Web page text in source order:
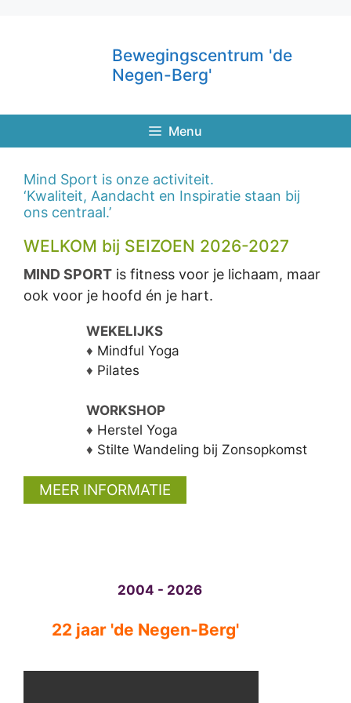
Bewegingscentrum 'de
Negen-Berg'
Menu
2004 - 2026
22 jaar 'de Negen-Berg'
Mind Sport is onze activiteit.
‘Kwaliteit, Aandacht en Inspiratie staan bij
ons centraal.’
WELKOM bij SEIZOEN 2026-2027
MIND SPORT is fitness voor je lichaam, maar
ook voor je hoofd én je hart.
WEKELIJKS
♦ Mindful Yoga
♦ Pilates
WORKSHOP
♦ Herstel Yoga
♦ Stilte Wandeling bij Zonsopkomst
MEER INFORMATIE